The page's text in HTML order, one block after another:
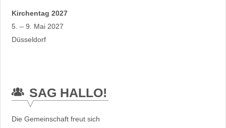
Kirchentag 2027
5. – 9. Mai 2027
Düsseldorf
SAG HALLO!
Die Gemeinschaft freut sich